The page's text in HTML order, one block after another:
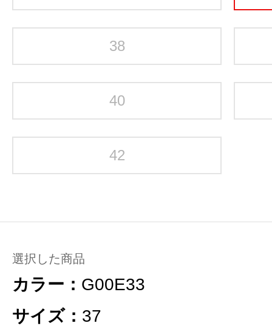
38
40
42
選択した商品
カラー： G00E33
サイズ： 37